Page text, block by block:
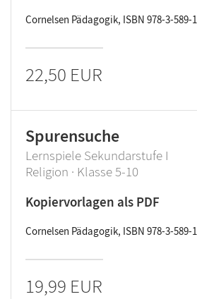
Cornelsen Pädagogik, ISBN 978-3-589-
22,50 EUR
Spurensuche
Lernspiele Sekundarstufe I
Religion · Klasse 5-10
Kopiervorlagen als PDF
Cornelsen Pädagogik, ISBN 978-3-589-
19,99 EUR